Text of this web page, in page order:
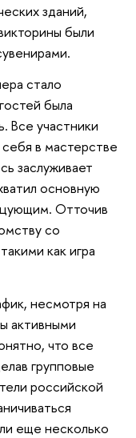
зданий,
были
стало
была
Все участники
в мастерстве
заслуживает
основную
Отточив
со
как игра
несмотря на
активными
что все
групповые
российской
еще несколько